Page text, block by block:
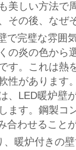
美しい方法で
その後、なぜ
で完璧な雰囲
の炎の色から
す。これは熱
性があります
、LED暖炉壁
ます。鋼製コ
合わせること
、暖炉付きの